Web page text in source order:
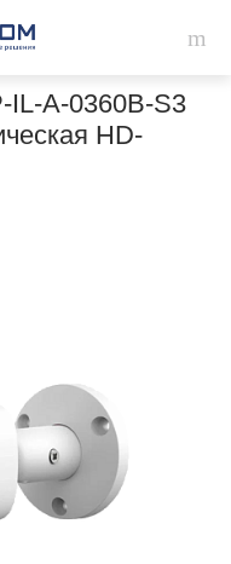
IL-A-0360B-S3
HD-